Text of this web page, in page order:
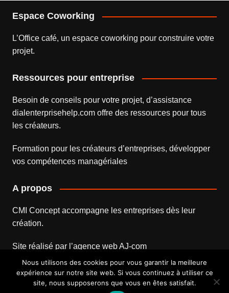
Espace Coworking
L’Office café, un espace coworking pour construire votre
projet.
Ressources pour entreprise
Besoin de conseils pour votre projet, d’assistance
dialenterprisehelp.comoffre des ressources pour tous
les créateurs.
Formation pour les créateurs d’entreprises, développer
vos compétences managériales
A propos
CMI Concept accompagne les entreprises dès leur
création.
Site réalisé par l’agence webAJ-com
Nous utilisons des cookies pour vous garantir la meilleure
expérience sur notre site web. Si vous continuez à utiliser ce
site, nous supposerons que vous en êtes satisfait.